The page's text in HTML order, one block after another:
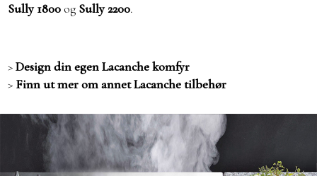
Sully 1800 og Sully 2200.
>Design din egen Lacanche komfyr
> Finn ut mer om annet Lacanche tilbehør